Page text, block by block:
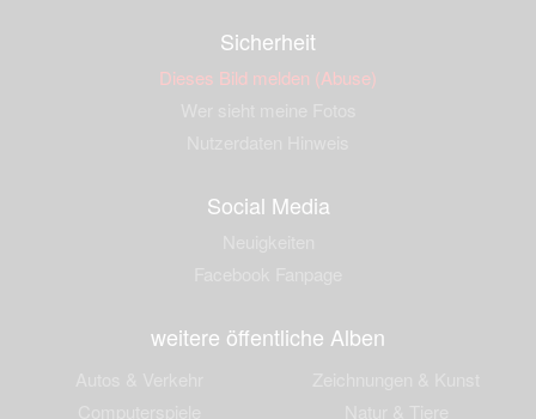
Sicherheit
Dieses Bild melden (Abuse)
Social Media
weitere öffentliche Alben